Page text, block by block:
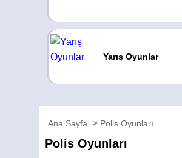
Yarış Oyunlar
Ana Sayfa Polis Oyunları
Polis Oyunları